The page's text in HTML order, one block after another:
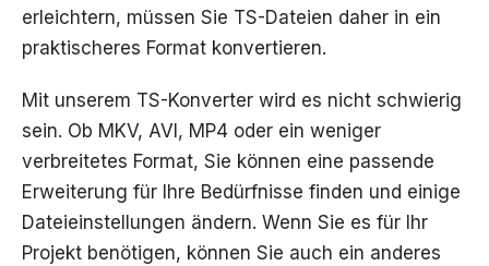
erleichtern, müssen Sie TS-Dateien daher in ein
praktischeres Format konvertieren.
Mit unserem TS-Konverter wird es nicht schwierig
sein. Ob MKV, AVI, MP4 oder ein weniger
verbreitetes Format, Sie können eine passende
Erweiterung für Ihre Bedürfnisse finden und einige
Dateieinstellungen ändern. Wenn Sie es für Ihr
Projekt benötigen, können Sie auch ein anderes